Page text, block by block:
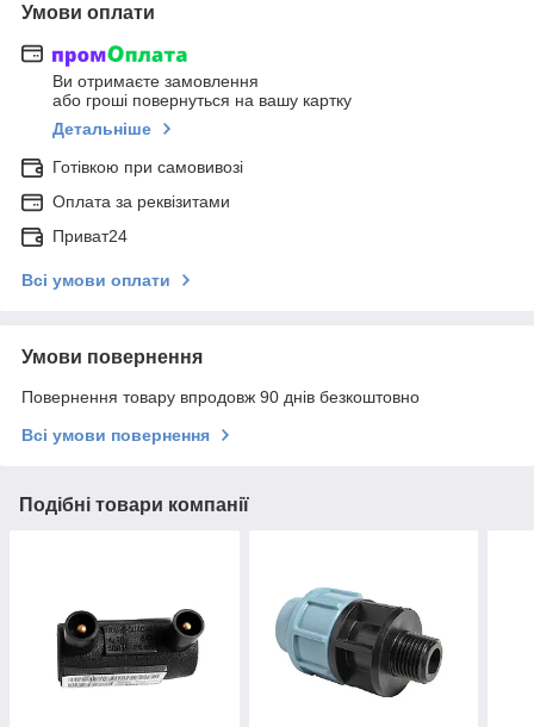
Умови оплати
Ви отримаєте замовлення
або гроші повернуться на вашу картку
Детальніше
Готівкою при самовивозі
Оплата за реквізитами
Приват24
Всі умови оплати
Умови повернення
Повернення товару впродовж 90 днів безкоштовно
Всі умови повернення
Подібні товари компанії